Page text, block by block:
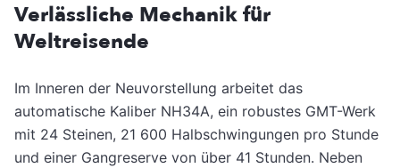
Verlässliche Mechanik für
Weltreisende
Im Inneren der Neuvorstellung arbeitet das
automatische Kaliber NH34A, ein robustes GMT-Werk
mit 24 Steinen, 21 600 Halbschwingungen pro Stunde
und einer Gangreserve von über 41 Stunden. Neben